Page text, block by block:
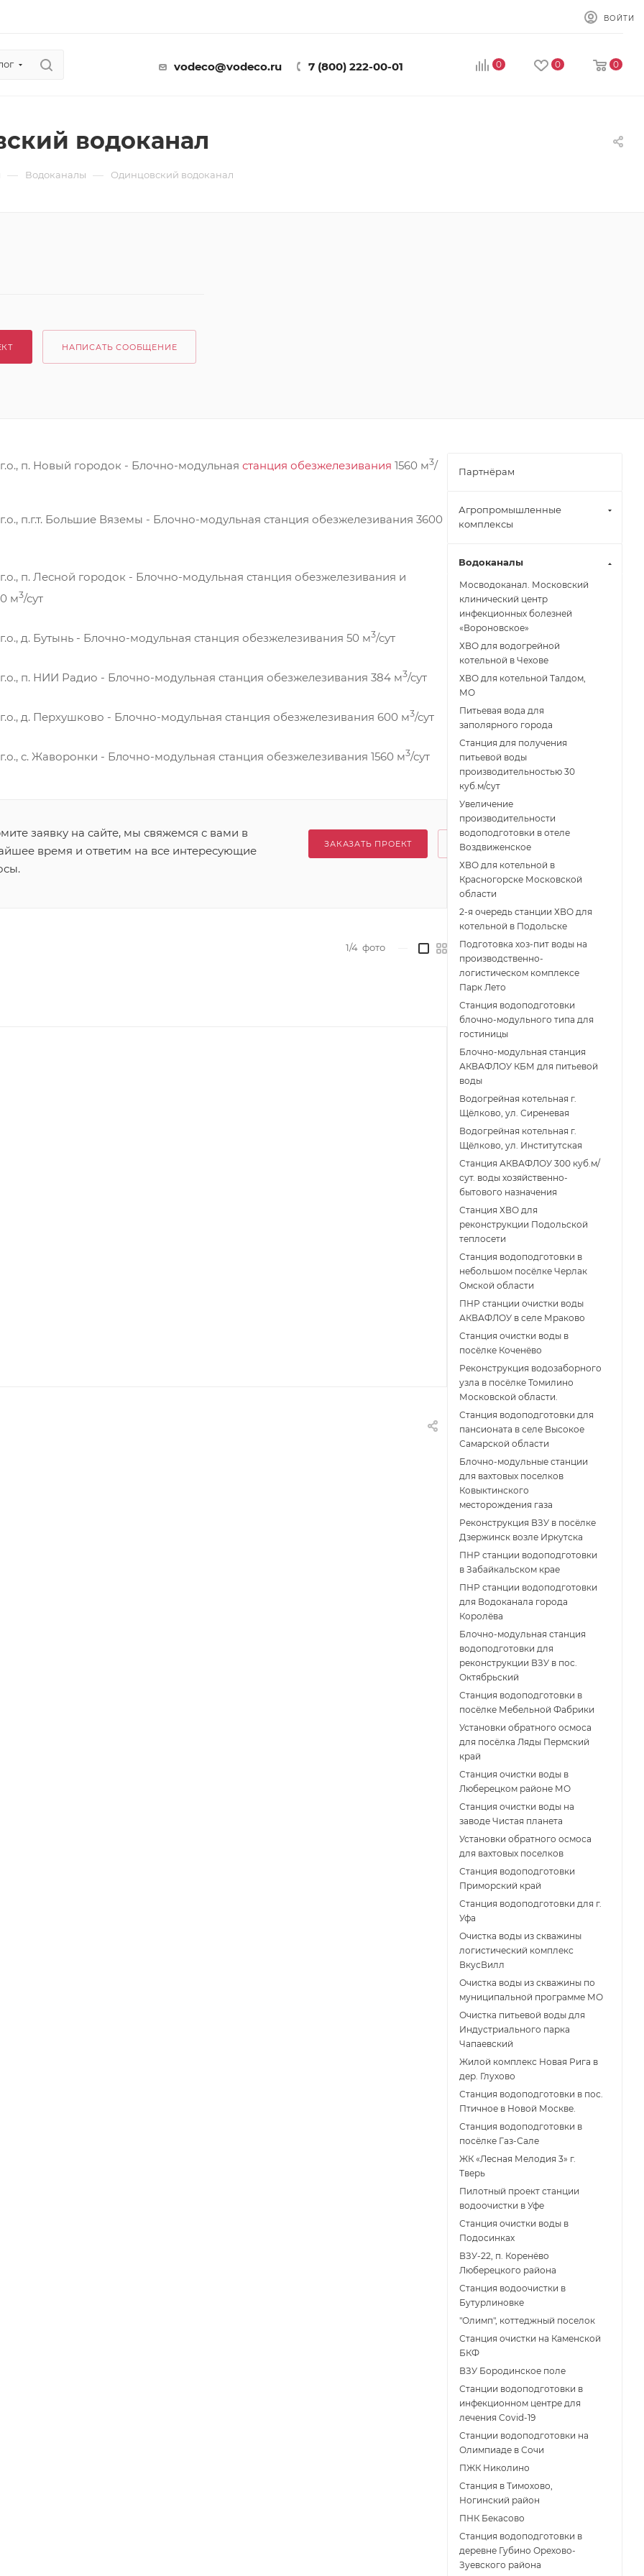
ВОЙТИ
vodeco@vodeco.ru 7 (800) 222-00-01 0 0 0
водоканал
— Водоканалы — Одинцовский водоканал
НАПИСАТЬ СООБЩЕНИЕ
п. Новый городок - Блочно-модульная станция обезжелезивания 1560 м3/
п.г.т. Большие Вяземы - Блочно-модульная станция обезжелезивания 3600
п. Лесной городок - Блочно-модульная станция обезжелезивания и
м3/сут
д. Бутынь - Блочно-модульная станция обезжелезивания 50 м3/сут
п. НИИ Радио - Блочно-модульная станция обезжелезивания 384 м3/сут
д. Перхушково - Блочно-модульная станция обезжелезивания 600 м3/сут
с. Жаворонки - Блочно-модульная станция обезжелезивания 1560 м3/сут
заявку на сайте, мы свяжемся с вами в
время и ответим на все интересующие
ЗАКАЗАТЬ ПРОЕКТ
1/4 фото
Партнёрам
Агропромышленные
комплексы
Водоканалы
Мосводоканал. Московский
клинический центр
инфекционных болезней
«Вороновское»
ХВО для водогрейной
котельной в Чехове
ХВО для котельной Талдом,
МО
Питьевая вода для
заполярного города
Станция для получения
питьевой воды
производительностью 30
куб.м/сут
Увеличение
производительности
водоподготовки в отеле
Воздвиженское
ХВО для котельной в
Красногорске Московской
области
2-я очередь станции ХВО для
котельной в Подольске
Подготовка хоз-пит воды на
производственно-
логистическом комплексе
Парк Лето
Станция водоподготовки
блочно-модульного типа для
гостиницы
Блочно-модульная станция
АКВАФЛОУ КБМ для питьевой
воды
Водогрейная котельная г.
Щёлково, ул. Сиреневая
Водогрейная котельная г.
Щёлково, ул. Институтская
Станция АКВАФЛОУ 300 куб.м/
сут. воды хозяйственно-
бытового назначения
Станция ХВО для
реконструкции Подольской
теплосети
Станция водоподготовки в
небольшом посёлке Черлак
Омской области
ПНР станции очистки воды
АКВАФЛОУ в селе Мраково
Станция очистки воды в
посёлке Коченёво
Реконструкция водозаборного
узла в посёлке Томилино
Московской области.
Станция водоподготовки для
пансионата в селе Высокое
Самарской области
Блочно-модульные станции
для вахтовых поселков
Ковыктинского
месторождения газа
Реконструкция ВЗУ в посёлке
Дзержинск возле Иркутска
ПНР станции водоподготовки
в Забайкальском крае
ПНР станции водоподготовки
для Водоканала города
Королёва
Блочно-модульная станция
водоподготовки для
реконструкции ВЗУ в пос.
Октябрьский
Станция водоподготовки в
посёлке Мебельной Фабрики
Установки обратного осмоса
для посёлка Ляды Пермский
край
Станция очистки воды в
Люберецком районе МО
Станция очистки воды на
заводе Чистая планета
Установки обратного осмоса
для вахтовых поселков
Станция водоподготовки
Приморский край
Станция водоподготовки для г.
Уфа
Очистка воды из скважины
логистический комплекс
ВкусВилл
Очистка воды из скважины по
муниципальной программе МО
Очистка питьевой воды для
Индустриального парка
Чапаевский
Жилой комплекс Новая Рига в
дер. Глухово
Станция водоподготовки в пос.
Птичное в Новой Москве.
Станция водоподготовки в
поcёлке Газ-Сале
ЖК «Лесная Мелодия 3» г.
Тверь
Пилотный проект станции
водоочистки в Уфе
Станция очистки воды в
Подосинках
ВЗУ-22, п. Коренёво
Люберецкого района
Станция водоочистки в
Бутурлиновке
"Олимп", коттеджный поселок
Станция очистки на Каменской
БКФ
ВЗУ Бородинское поле
Станции водоподготовки в
инфекционном центре для
лечения Covid-19
Станции водоподготовки на
Олимпиаде в Сочи
ПЖК Николино
Станция в Тимохово,
Ногинский район
ПНК Бекасово
Станция водоподготовки в
деревне Губино Орехово-
Зуевского района